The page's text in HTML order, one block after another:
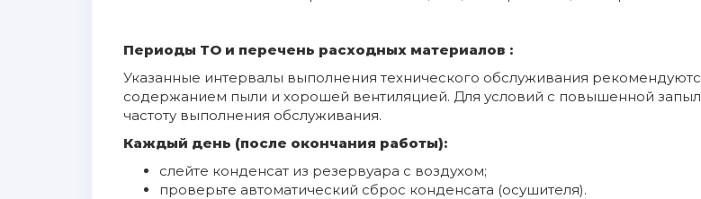
Периоды ТО и перечень расходных материалов :
Указанные интервалы выполнения технического обслуживания
содержанием пыли и хорошей вентиляцией. Для условий с повышенной
частоту выполнения обслуживания.
Каждый день (после окончания работы):
слейте конденсат из резервуара с воздухом;
проверьте автоматический сброс конденсата (осушителя).